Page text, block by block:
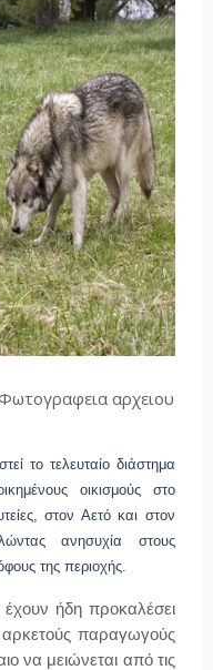
αρχειου
το τελευταίο διάστημα
οικισμούς στο
στον Αετό και στον
ανησυχία στους
της περιοχής.
ήδη προκαλέσει
αρκετούς παραγωγούς
να μειώνεται από τις